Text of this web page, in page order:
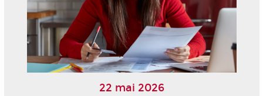
22 mai 2026